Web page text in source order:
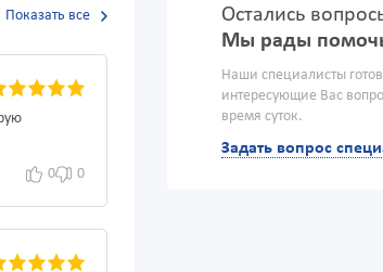
Показать все
0 0
Остались
Мы рады
Наши специалисты
интересующие Вас
время суток.
Задать вопрос